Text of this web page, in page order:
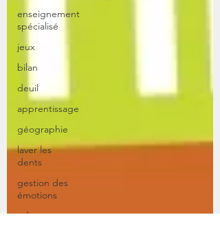
enseignement
spécialisé
jeux
bilan
deuil
apprentissage
géographie
laver les
dents
gestion des
émotions
odeur